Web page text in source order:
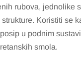
rubova, jednolike
Koristiti se
u podnim
smola.